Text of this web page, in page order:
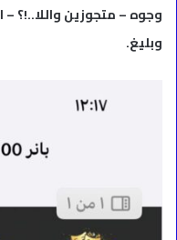
وجوه – متجوزين واللا..!؟ –
وبليغ.